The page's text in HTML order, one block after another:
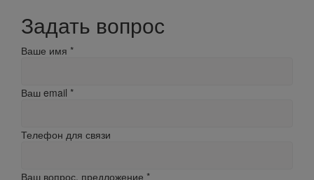
Задать вопрос
Ваше имя *
Ваш email *
Телефон для связи
Ваш вопрос, предложение *